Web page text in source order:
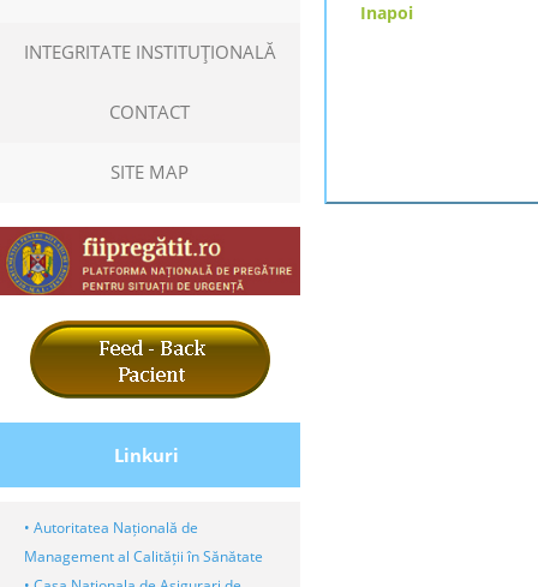
INTEGRITATE INSTITUŢIONALĂ
CONTACT
SITE MAP
Linkuri
• Autoritatea Națională de
Management al Calității în Sănătate
Inapoi